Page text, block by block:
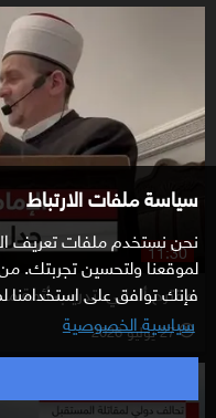
سياسة ملفات الارتباط
نحن نستخدم ملفات تعريف
لموقعنا ولتحسين تجربتك.
فإنك توافق على استخدامنا
سياسية الخصوصية
11:30
مقترح ألماني لتدريب أئمة
l 27 يوليو 2026